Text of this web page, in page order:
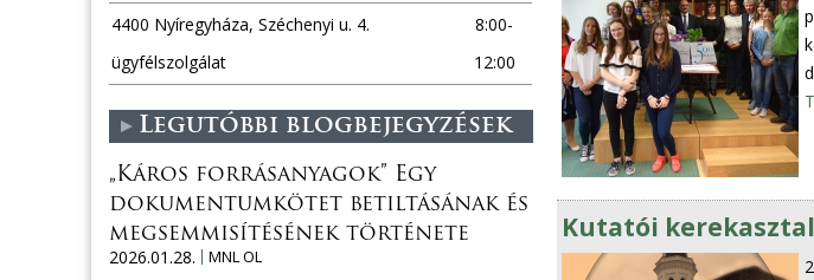
Kutatói kerekasztal
4400 Nyíregyháza, Széchenyi u. 4.
ügyfélszolgálat
8:00-
12:00
Legutóbbi blogbejegyzések
„Káros forrásanyagok” Egy
dokumentumkötet betiltásának és
megsemmisítésének története
2026.01.28.
MNL OL